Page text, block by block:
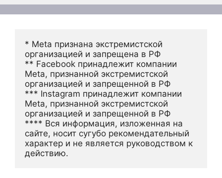
* Meta признана экстремистской
организацией и запрещена в РФ
** Facebook принадлежит компании
Meta, признанной экстремистской
организацией и запрещенной в РФ
*** Instagram принадлежит компании
Meta, признанной экстремистской
организацией и запрещенной в РФ
**** Вся информация, изложенная на
сайте, носит сугубо рекомендательный
характер и не является руководством к
действию.